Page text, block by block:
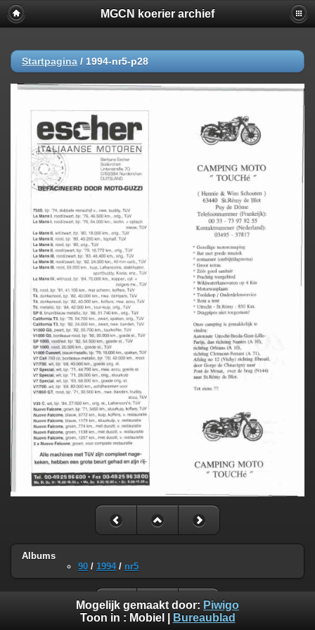
MGCN koerier archief
Startpagina / 1994-nr5-p28
Albums
90 / 1994/ nr5
Mogelijk gemaakt door: Piwigo
Toon in : Mobiel Bureaublad